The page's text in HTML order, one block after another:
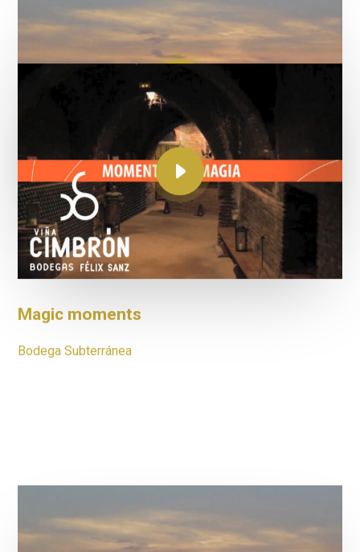
Moments of grape harvest
Desde el atardecer
Magic moments
Bodega Subterránea